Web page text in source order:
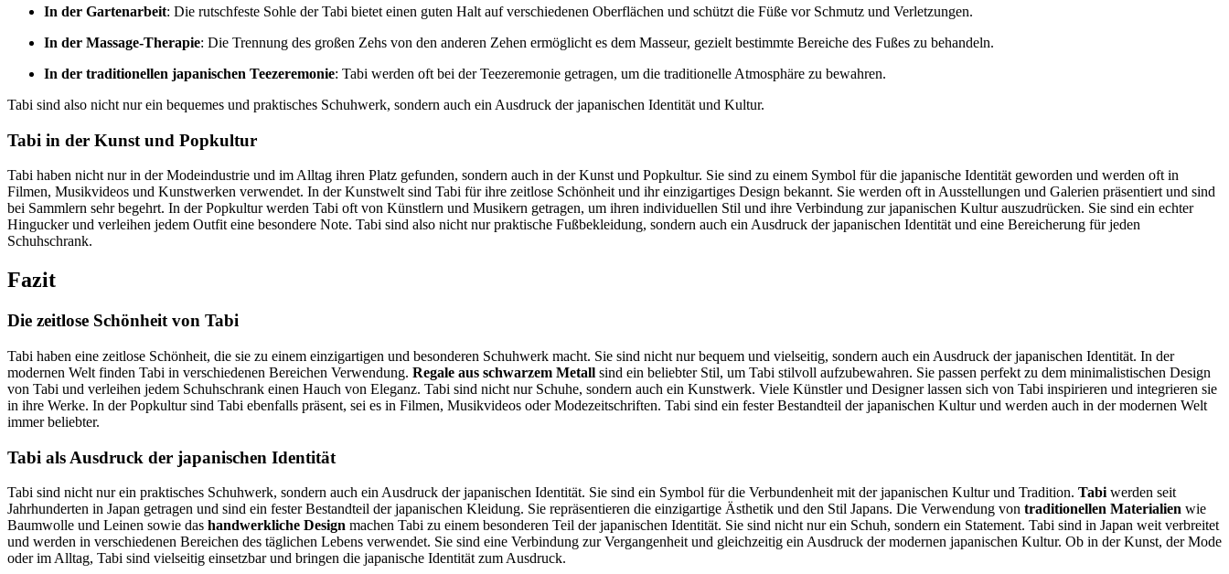
In der Gartenarbeit: Die rutschfeste Sohle der Tabi bietet einen guten Halt auf verschiedenen Oberflächen und schützt die Füße vor Schmutz und Verletzungen.
In der Massage-Therapie: Die Trennung des großen Zehs von den anderen Zehen ermöglicht es dem Masseur, gezielt bestimmte Bereiche des Fußes zu behandeln.
In der traditionellen japanischen Teezeremonie: Tabi werden oft bei der Teezeremonie getragen, um die traditionelle Atmosphäre zu bewahren.
Tabi sind also nicht nur ein bequemes und praktisches Schuhwerk, sondern auch ein Ausdruck der japanischen Identität und Kultur.
Tabi in der Kunst und Popkultur
Tabi haben nicht nur in der Modeindustrie und im Alltag ihren Platz gefunden, sondern auch in der Kunst und Popkultur. Sie sind zu einem Symbol für die japanische Identität geworden und werden oft in
Filmen, Musikvideos und Kunstwerken verwendet. In der Kunstwelt sind Tabi für ihre zeitlose Schönheit und ihr einzigartiges Design bekannt. Sie werden oft in Ausstellungen und Galerien präsentiert und sind
bei Sammlern sehr begehrt. In der Popkultur werden Tabi oft von Künstlern und Musikern getragen, um ihren individuellen Stil und ihre Verbindung zur japanischen Kultur auszudrücken. Sie sind ein echter
Hingucker und verleihen jedem Outfit eine besondere Note. Tabi sind also nicht nur praktische Fußbekleidung, sondern auch ein Ausdruck der japanischen Identität und eine Bereicherung für jeden
Schuhschrank.
Fazit
Die zeitlose Schönheit von Tabi
Tabi haben eine zeitlose Schönheit, die sie zu einem einzigartigen und besonderen Schuhwerk macht. Sie sind nicht nur bequem und vielseitig, sondern auch ein Ausdruck der japanischen Identität. In der
modernen Welt finden Tabi in verschiedenen Bereichen Verwendung. Regale aus schwarzem Metall sind ein beliebter Stil, um Tabi stilvoll aufzubewahren. Sie passen perfekt zu dem minimalistischen Design
von Tabi und verleihen jedem Schuhschrank einen Hauch von Eleganz. Tabi sind nicht nur Schuhe, sondern auch ein Kunstwerk. Viele Künstler und Designer lassen sich von Tabi inspirieren und integrieren sie
in ihre Werke. In der Popkultur sind Tabi ebenfalls präsent, sei es in Filmen, Musikvideos oder Modezeitschriften. Tabi sind ein fester Bestandteil der japanischen Kultur und werden auch in der modernen Welt
immer beliebter.
Tabi als Ausdruck der japanischen Identität
Tabi sind nicht nur ein praktisches Schuhwerk, sondern auch ein Ausdruck der japanischen Identität. Sie sind ein Symbol für die Verbundenheit mit der japanischen Kultur und Tradition. Tabi werden seit
Jahrhunderten in Japan getragen und sind ein fester Bestandteil der japanischen Kleidung. Sie repräsentieren die einzigartige Ästhetik und den Stil Japans. Die Verwendung von traditionellen Materialien wie
Baumwolle und Leinen sowie das handwerkliche Design machen Tabi zu einem besonderen Teil der japanischen Identität. Sie sind nicht nur ein Schuh, sondern ein Statement. Tabi sind in Japan weit verbreitet
und werden in verschiedenen Bereichen des täglichen Lebens verwendet. Sie sind eine Verbindung zur Vergangenheit und gleichzeitig ein Ausdruck der modernen japanischen Kultur. Ob in der Kunst, der Mode
oder im Alltag, Tabi sind vielseitig einsetzbar und bringen die japanische Identität zum Ausdruck.